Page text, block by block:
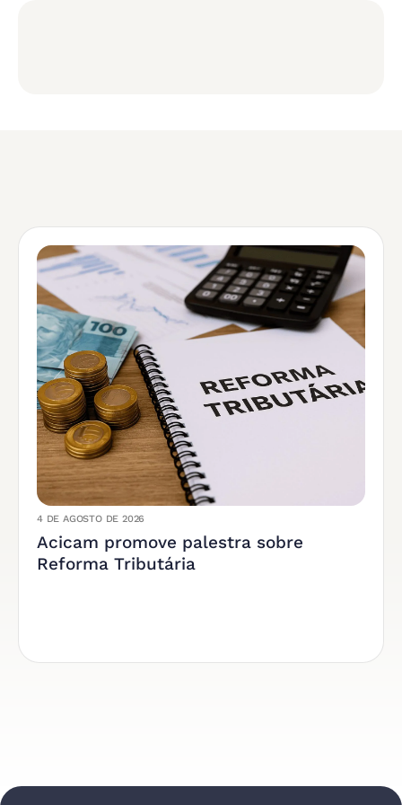
4 DE AGOSTO DE 2026
Acicam promove palestra sobre
Reforma Tributária